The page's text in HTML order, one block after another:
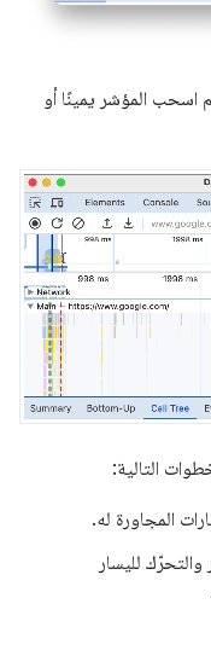
اسحب المؤشر يمينًا أو
التالية:
المجاورة له.
والتحرّك لليسار